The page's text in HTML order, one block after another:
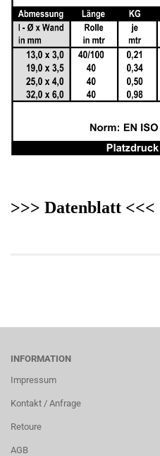
>>> Datenblatt <<<
INFORMATION
Impressum
Kontakt / Anfrage
Retoure
AGB